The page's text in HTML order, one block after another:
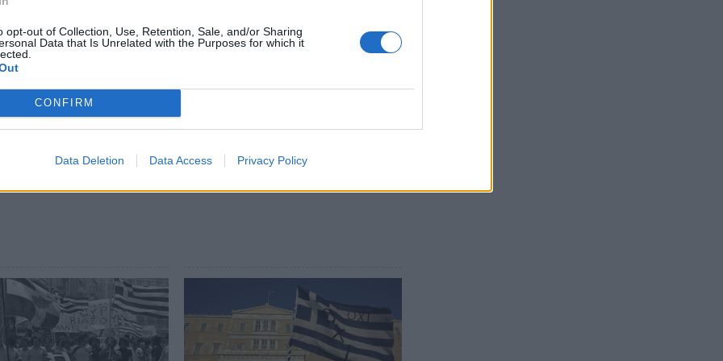
opt-out of Collection, Use, Retention, Sale, and/or Sharing
Data that Is Unrelated with the Purposes for which it
CONFIRM
Data Deletion Data Access Privacy Policy
Εμείς έχουμε παραδώσει τις σάρκες
αυτό τους μοιάζουμε.
Αυτό είναι.
και μάθετε πρώτοιόλες τις ειδήσεις